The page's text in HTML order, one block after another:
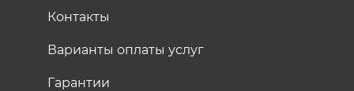
Контакты
Варианты оплаты услуг
Гарантии